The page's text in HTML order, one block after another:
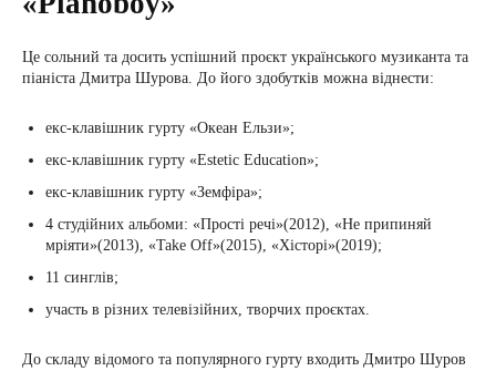
Це сольний та досить успішний проєкт українського музиканта та
піаніста Дмитра Шурова. До його здобутків можна віднести:
екс-клавішник гурту «Океан Ельзи»;
екс-клавішник гурту «Estetic Education»;
екс-клавішник гурту «Земфіра»;
4 студійних альбоми: «Прості речі»(2012), «Не припиняй
мріяти»(2013), «Take Off»(2015), «Хісторі»(2019);
11 синглів;
участь в різних телевізійних, творчих проєктах.
До складу відомого та популярного гурту входить Дмитро Шуров